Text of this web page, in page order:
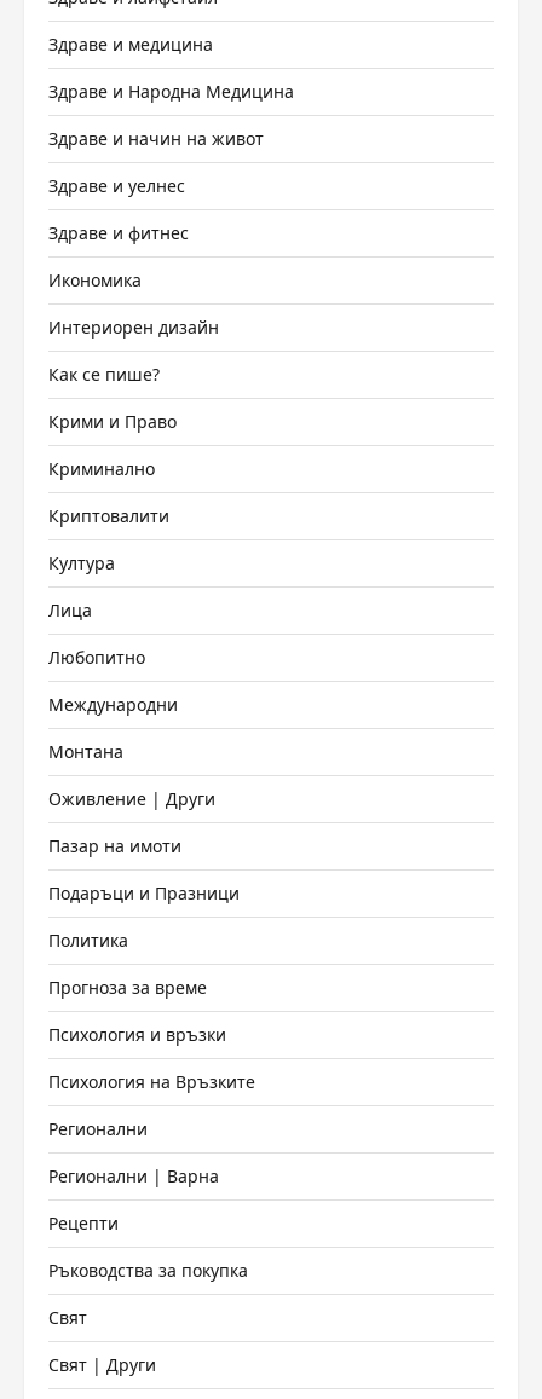
Здраве и медицина
Здраве и Народна Медицина
Здраве и начин на живот
Здраве и уелнес
Здраве и фитнес
Икономика
Интериорен дизайн
Как се пише?
Крими и Право
Криминално
Криптовалити
Култура
Лица
Любопитно
Международни
Монтана
Оживление | Други
Пазар на имоти
Подаръци и Празници
Политика
Прогноза за време
Психология и връзки
Психология на Връзките
Регионални
Регионални | Варна
Рецепти
Ръководства за покупка
Свят
Свят | Други